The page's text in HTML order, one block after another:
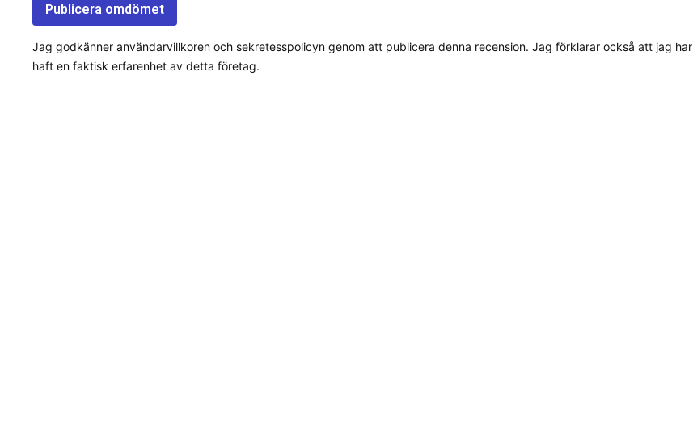
Jag godkänner användarvillkoren och sekretesspolicyn genom att publicera denna recension. Jag förklarar också att jag har
haft en faktisk erfarenhet av detta företag.